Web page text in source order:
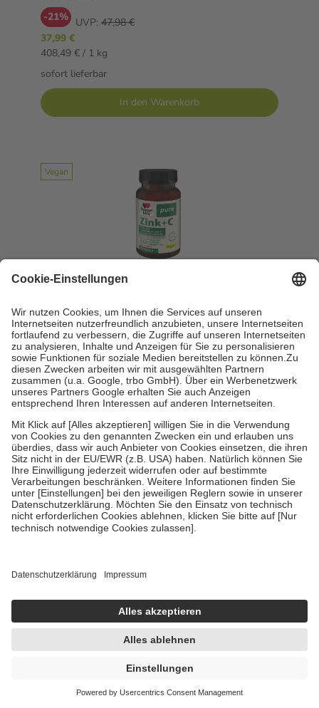
-21% UVP: 47,98 €
37,99 €
408,49 € / 1 kg
sofort lieferbar
In den Warenkorb
Vegan
Doppelherz pure Zink + C 60 St Kapseln
60 St = 30 g
Kapseln
-15% UVP: 7,95 €
6,79 €
226,33 € / 1 kg
sofort lieferbar
In den Warenkorb
Vegan
Basica Compact 360 St Tabletten
360 St = 150 g
UVP: 42,60 €